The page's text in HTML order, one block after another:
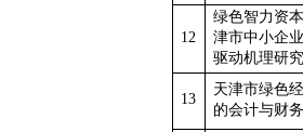
12
绿色智力资
津市中小企
驱动机理研究
13
天津市绿色
的会计与财